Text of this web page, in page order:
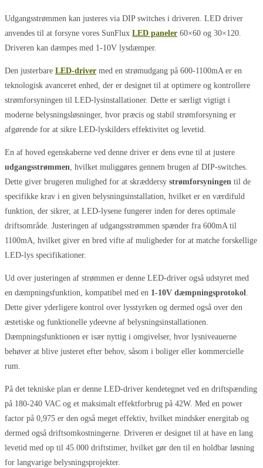
Udgangsstrømmen kan justeres via DIP switches i driveren. LED driver
anvendes til at forsyne vores SunFlux LED paneler 60×60 og 30×120.
Driveren kan dæmpes med 1-10V lysdæmper.
Den justerbare LED-driver med en strømudgang på 600-1100mA er en
teknologisk avanceret enhed, der er designet til at optimere og kontrollere
strømforsyningen til LED-lysinstallationer. Dette er særligt vigtigt i
moderne belysningsløsninger, hvor præcis og stabil strømforsyning er
afgørende for at sikre LED-lyskilders effektivitet og levetid.
En af hoved egenskaberne ved denne driver er dens evne til at justere
udgangsstrømmen, hvilket muliggøres gennem brugen af DIP-switches.
Dette giver brugeren mulighed for at skræddersy strømforsyningen til de
specifikke krav i en given belysningsinstallation, hvilket er en værdifuld
funktion, der sikrer, at LED-lysene fungerer inden for deres optimale
driftsområde. Justeringen af udgangsstrømmen spænder fra 600mA til
1100mA, hvilket giver en bred vifte af muligheder for at matche forskellige
LED-lys specifikationer.
Ud over justeringen af strømmen er denne LED-driver også udstyret med
en dæmpningsfunktion, kompatibel med en 1-10V dæmpningsprotokol.
Dette giver yderligere kontrol over lysstyrken og dermed også over den
æstetiske og funktionelle ydeevne af belysningsinstallationen.
Dæmpningsfunktionen er især nyttig i omgivelser, hvor lysniveauerne
behøver at blive justeret efter behov, såsom i boliger eller kommercielle
rum.
På det tekniske plan er denne LED-driver kendetegnet ved en driftspænding
på 180-240 VAC og et maksimalt effektforbrug på 42W. Med en power
factor på 0,975 er den også meget effektiv, hvilket mindsker energitab og
dermed også driftsomkostningerne. Driveren er designet til at have en lang
levetid med op til 45.000 driftstimer, hvilket gør den til en holdbar løsning
for langvarige belysningsprojekter.